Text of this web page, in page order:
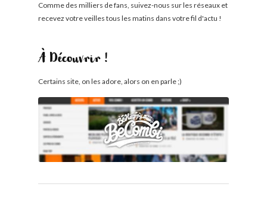
Comme des milliers de fans, suivez-nous sur les réseaux et
recevez votre veilles tous les matins dans votre fil d'actu !
À Découvrir !
Certains site, on les adore, alors on en parle ;)